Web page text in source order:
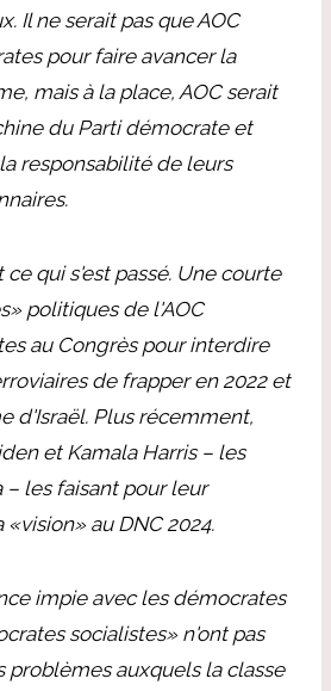
Il ne serait pas que AOC
pour faire avancer la
mais à la place, AOC serait
du Parti démocrate et
responsabilité de leurs
qui s'est passé. Une courte
politiques de l'AOC
au Congrès pour interdire
de frapper en 2022 et
d'Israël. Plus récemment,
et Kamala Harris – les
– les faisant pour leur
au DNC 2024.
impie avec les démocrates
socialistes» n'ont pas
problèmes auxquels la classe